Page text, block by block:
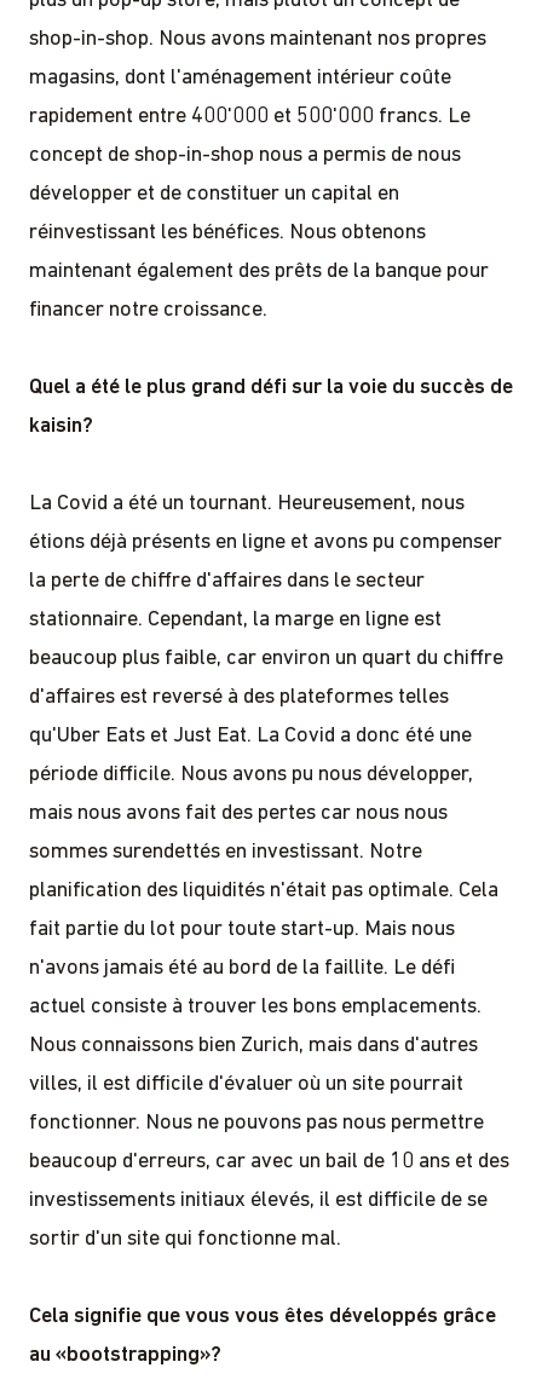
shop-in-shop. Nous avons maintenant nos propres
magasins, dont l'aménagement intérieur coûte
rapidement entre 400'000 et 500'000 francs. Le
concept de shop-in-shop nous a permis de nous
développer et de constituer un capital en
réinvestissant les bénéfices. Nous obtenons
maintenant également des prêts de la banque pour
financer notre croissance.
Quel a été le plus grand défi sur la voie du succès de
kaisin?
La Covid a été un tournant. Heureusement, nous
étions déjà présents en ligne et avons pu compenser
la perte de chiffre d'affaires dans le secteur
stationnaire. Cependant, la marge en ligne est
beaucoup plus faible, car environ un quart du chiffre
d'affaires est reversé à des plateformes telles
qu'Uber Eats et Just Eat. La Covid a donc été une
période difficile. Nous avons pu nous développer,
mais nous avons fait des pertes car nous nous
sommes surendettés en investissant. Notre
planification des liquidités n'était pas optimale. Cela
fait partie du lot pour toute start-up. Mais nous
n'avons jamais été au bord de la faillite. Le défi
actuel consiste à trouver les bons emplacements.
Nous connaissons bien Zurich, mais dans d'autres
villes, il est difficile d'évaluer où un site pourrait
fonctionner. Nous ne pouvons pas nous permettre
beaucoup d'erreurs, car avec un bail de 10 ans et des
investissements initiaux élevés, il est difficile de se
sortir d'un site qui fonctionne mal.
Cela signifie que vous vous êtes développés grâce
au «bootstrapping»?